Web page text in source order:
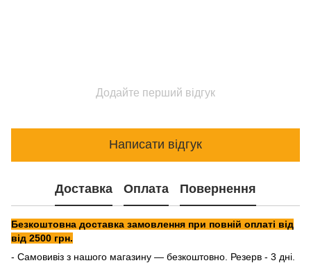
Додайте перший відгук
Написати відгук
Доставка Оплата Повернення
Безкоштовна доставка замовлення при повній оплаті від
від 2500 грн.
- Самовивіз з нашого магазину — безкоштовно. Резерв - 3 дні.